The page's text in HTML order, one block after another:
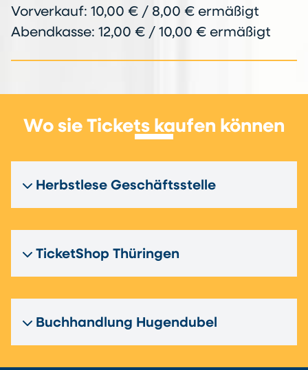
Vorverkauf: 10,00 € / 8,00 € ermäßigt
Abendkasse: 12,00 € / 10,00 € ermäßigt
Wo sie Tickets kaufen können
Herbstlese Geschäftsstelle
TicketShop Thüringen
Buchhandlung Hugendubel